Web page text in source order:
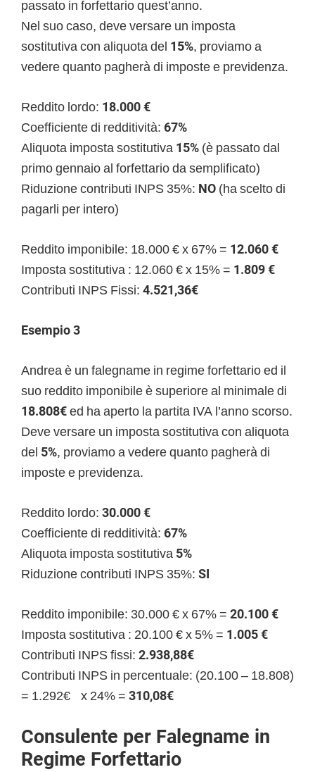
passato in forfettario quest’anno.
Nel suo caso, deve versare un imposta
sostitutiva con aliquota del 15%, proviamo a
vedere quanto pagherà di imposte e previdenza.
Reddito lordo: 18.000 €
Coefficiente di redditività: 67%
Aliquota imposta sostitutiva 15% (è passato dal
primo gennaio al forfettario da semplificato)
Riduzione contributi INPS 35%: NO (ha scelto di
pagarli per intero)
Reddito imponibile: 18.000 € x 67% = 12.060 €
Imposta sostitutiva : 12.060 € x 15% = 1.809 €
Contributi INPS Fissi: 4.521,36€
Esempio 3
Andrea è un falegname in regime forfettario ed il
suo reddito imponibile è superiore al minimale di
18.808€ed ha aperto la partita IVA l’anno scorso.
Deve versare un imposta sostitutiva con aliquota
del 5%, proviamo a vedere quanto pagherà di
imposte e previdenza.
Reddito lordo: 30.000 €
Coefficiente di redditività: 67%
Aliquota imposta sostitutiva 5%
Riduzione contributi INPS 35%: SI
Reddito imponibile: 30.000 € x 67% = 20.100 €
Imposta sostitutiva : 20.100 € x 5% = 1.005 €
Contributi INPS fissi: 2.938,88€
Contributi INPS in percentuale: (20.100 – 18.808)
= 1.292€ x 24% = 310,08€
Consulente per Falegname in
Regime Forfettario